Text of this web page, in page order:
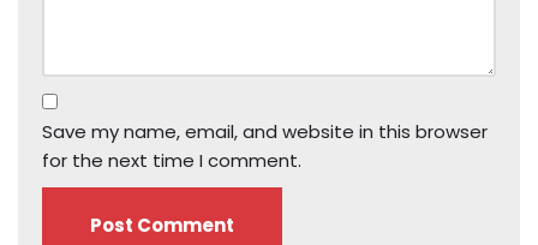
Save my name, email, and website in this browser
for the next time I comment.